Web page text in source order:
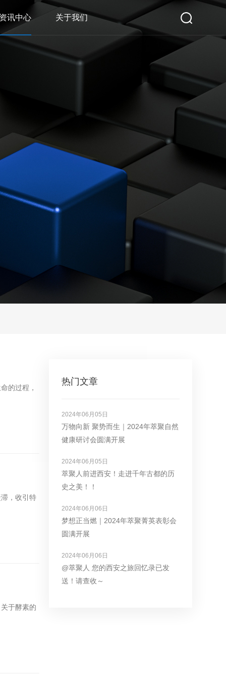
资讯中心 关于我们
的过程，
，收引特
于酵素的
热门文章
2024年06月05日
万物向新 聚势而生｜2024年萃聚自然
健康研讨会圆满开展
2024年06月05日
萃聚人前进西安！走进千年古都的历
史之美！！
2024年06月06日
梦想正当燃｜2024年萃聚菁英表彰会
圆满开展
2024年06月06日
@萃聚人 您的西安之旅回忆录已发
送！请查收～